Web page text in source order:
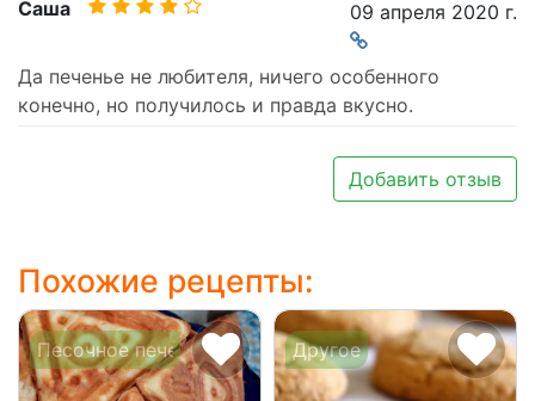
09 апреля 2020 г.
Саша
Да печенье не любителя, ничего особенного
конечно, но получилось и правда вкусно.
Добавить отзыв
Похожие рецепты:
Песочное печенье Другое